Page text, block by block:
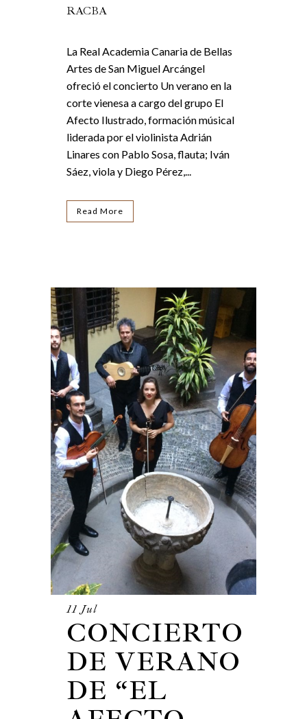
RACBA
La Real Academia Canaria de Bellas
Artes de San Miguel Arcángel
ofreció el concierto Un verano en la
corte vienesa a cargo del grupo El
Afecto Ilustrado, formación músical
liderada por el violinista Adrián
Linares con Pablo Sosa, flauta; Iván
Sáez, viola y Diego Pérez,...
Read More
11 Jul
CONCIERTO
DE VERANO
DE “EL